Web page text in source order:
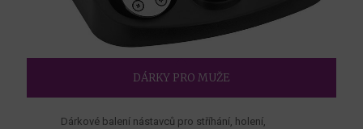
DÁRKY PRO MUŽE
Dárkové balení nástavců pro stříhání, holení,